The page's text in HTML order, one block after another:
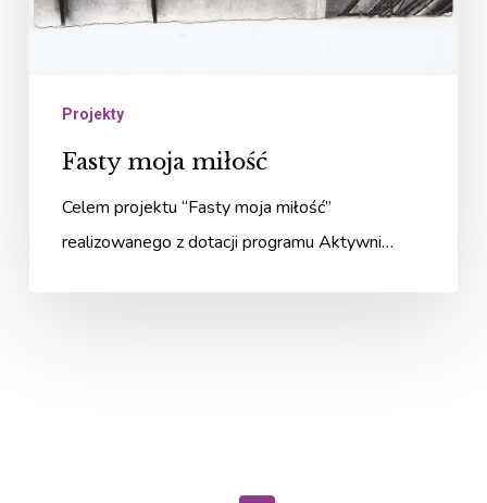
Projekty
Fasty moja miłość
Celem projektu “Fasty moja miłość”
realizowanego z dotacji programu Aktywni…